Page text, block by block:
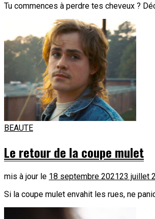
Tu commences à perdre tes cheveux ?
BEAUTE
Le retour de la coupe mulet
mis à jour le 18 septembre 202123 juillet
Si la coupe mulet envahit les rues, ne